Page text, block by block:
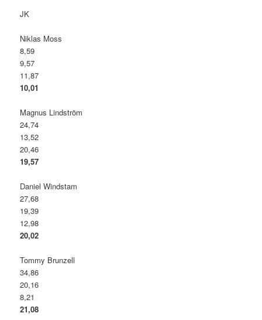
JK
Niklas Moss
8,59
9,57
11,87
10,01
Magnus Lindström
24,74
13,52
20,46
19,57
Daniel Windstam
27,68
19,39
12,98
20,02
Tommy Brunzell
34,86
20,16
8,21
21,08